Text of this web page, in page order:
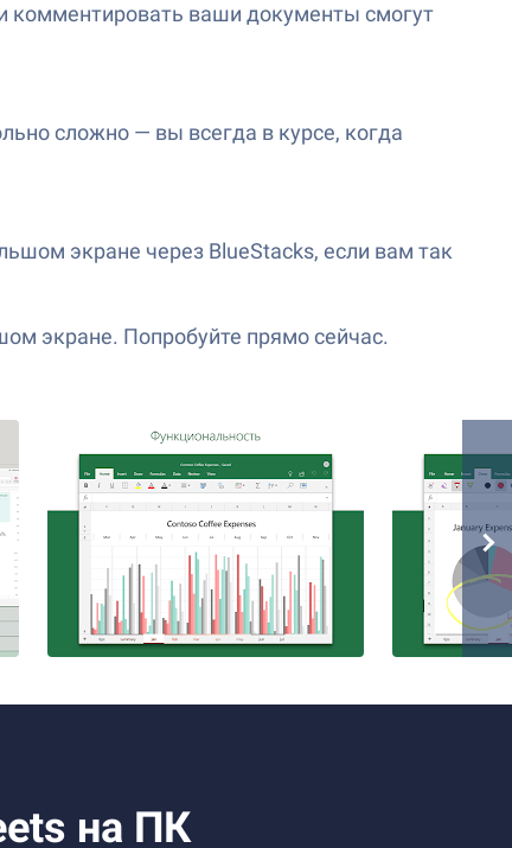
комментировать ваши документы смогут
сложно — вы всегда в курсе, когда
экране через BlueStacks, если вам так
экране. Попробуйте прямо сейчас.
на ПК